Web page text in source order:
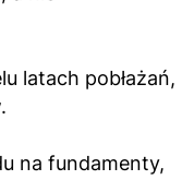
latach pobłażań,
na fundamenty,